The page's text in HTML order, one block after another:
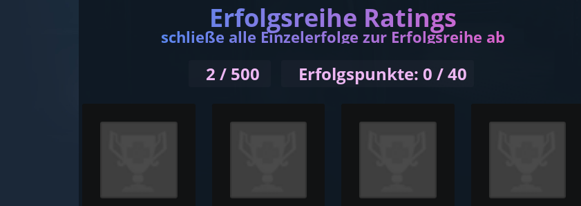
Erfolgsreihe Ratings
schließe alle Einzelerfolge zur Erfolgsreihe ab
2 / 500 Erfolgspunkte: 0 / 40